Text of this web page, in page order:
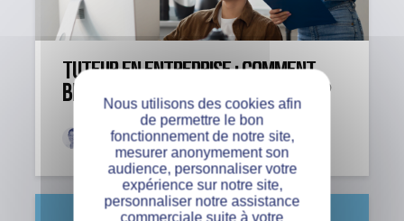
Tuteur en entreprise : comment
bien accompagner un alternant ?
Anna Il y a 8 mois
Nous utilisons des cookies afin
de permettre le bon
fonctionnement de notre site,
mesurer anonymement son
audience, personnaliser votre
expérience sur notre site,
personnaliser notre assistance
commerciale suite à votre